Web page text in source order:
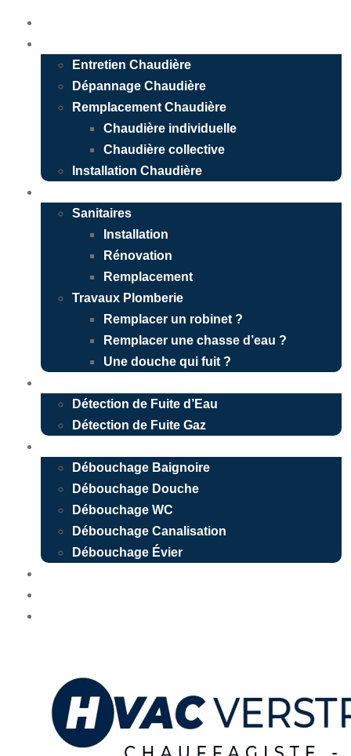
Entretien Chaudière
Dépannage Chaudière
Remplacement Chaudière
Chaudière individuelle
Chaudière collective
Installation Chaudière
Sanitaires
Installation
Rénovation
Remplacement
Travaux Plomberie
Remplacer un robinet ?
Remplacer une chasse d’eau ?
Une douche qui fuit ?
Détection de Fuite d’Eau
Détection de Fuite Gaz
Débouchage Baignoire
Débouchage Douche
Débouchage WC
Débouchage Canalisation
Débouchage Évier